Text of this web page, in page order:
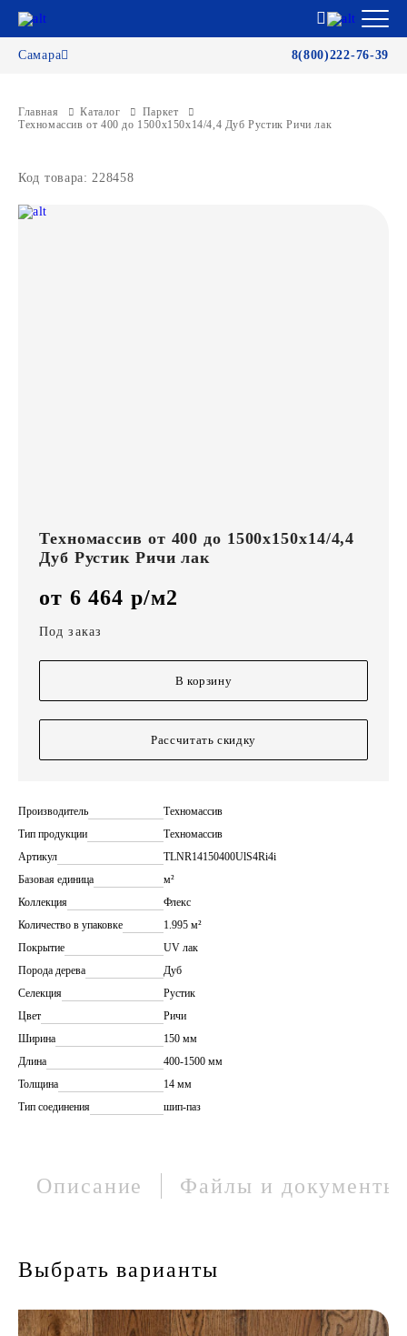
Самара 8(800)222-76-39
Главная Каталог
Паркет
Техномассив от 400 до 1500х150х14/4,4 Дуб Рустик Ричи лак
Код товара: 228458
Техномассив от 400 до 1500х150х14/4,4
Дуб Рустик Ричи лак
от 6 464 р/м2
Под заказ
В корзину
Рассчитать скидку
Производитель
Техномассив
Тип продукции
Техномассив
Артикул
TLNR14150400UlS4Ri4i
Базовая единица
м²
Коллекция
Флекс
Количество в упаковке
1.995 м²
Покрытие
UV лак
Порода дерева
Дуб
Селекция
Рустик
Цвет
Ричи
Ширина
150 мм
Длина
400-1500 мм
Толщина
14 мм
Тип соединения
шип-паз
Описание Файлы и документы
Выбрать варианты